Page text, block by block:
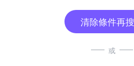
清除條件再
或